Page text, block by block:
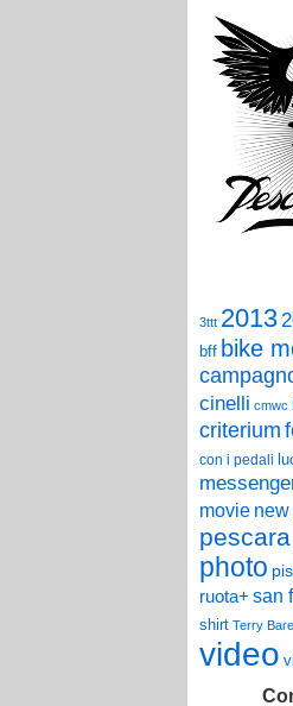
3ttt 2013
bff bike
cinelli cmwc
criterium
con i pedali
movie
photo
ruota+ san
shirt Terry
video